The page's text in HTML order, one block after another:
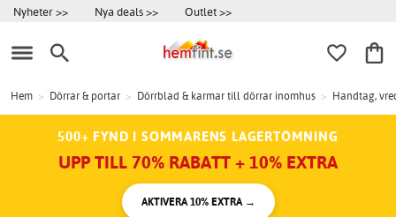
Nyheter >> Nya deals >> Outlet >>
Hem > Dörrar & portar > Dörrblad & karmar till dörrar inomhus > Handtag,
500+ FYND I SOMMARENS LAGERTÖMNING
UPP TILL 70% RABATT + 10% EXTRA
AKTIVERA 10% EXTRA →